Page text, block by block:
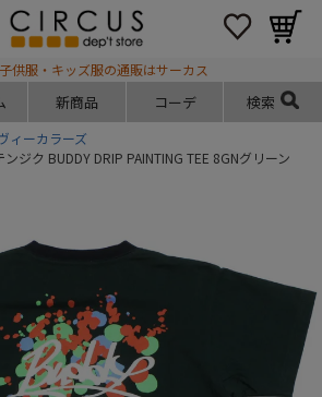
供服・キッズ服の通販はサーカス
新商品 コーデ 検索
ィーカラーズ
ジク BUDDY DRIP PAINTING TEE 8GNグリーン